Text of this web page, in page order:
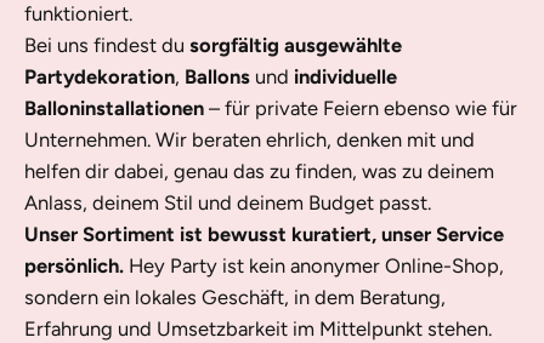
funktioniert.
Bei uns findest du sorgfältig ausgewählte
Partydekoration, Ballons und individuelle
Balloninstallationen – für private Feiern ebenso wie für
Unternehmen. Wir beraten ehrlich, denken mit und
helfen dir dabei, genau das zu finden, was zu deinem
Anlass, deinem Stil und deinem Budget passt.
Unser Sortiment ist bewusst kuratiert, unser Service
persönlich. Hey Party ist kein anonymer Online-Shop,
sondern ein lokales Geschäft, in dem Beratung,
Erfahrung und Umsetzbarkeit im Mittelpunkt stehen.